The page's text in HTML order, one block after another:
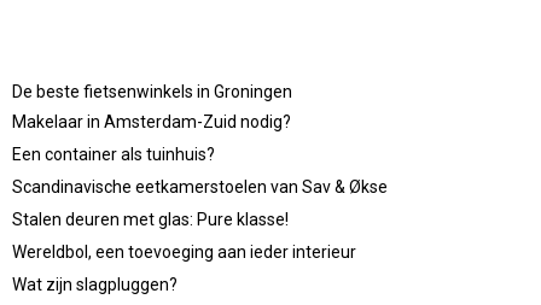
De beste fietsenwinkels in Groningen
Makelaar in Amsterdam-Zuid nodig?
Een container als tuinhuis?
Scandinavische eetkamerstoelen van Sav & Økse
Stalen deuren met glas: Pure klasse!
Wereldbol, een toevoeging aan ieder interieur
Wat zijn slagpluggen?